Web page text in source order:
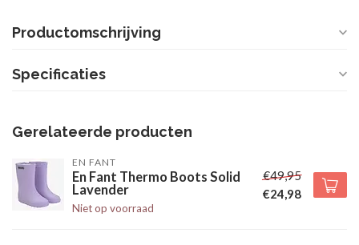
Productomschrijving
Specificaties
Gerelateerde producten
EN FANT
En Fant Thermo Boots Solid
Lavender
Niet op voorraad
€49,95
€24,98